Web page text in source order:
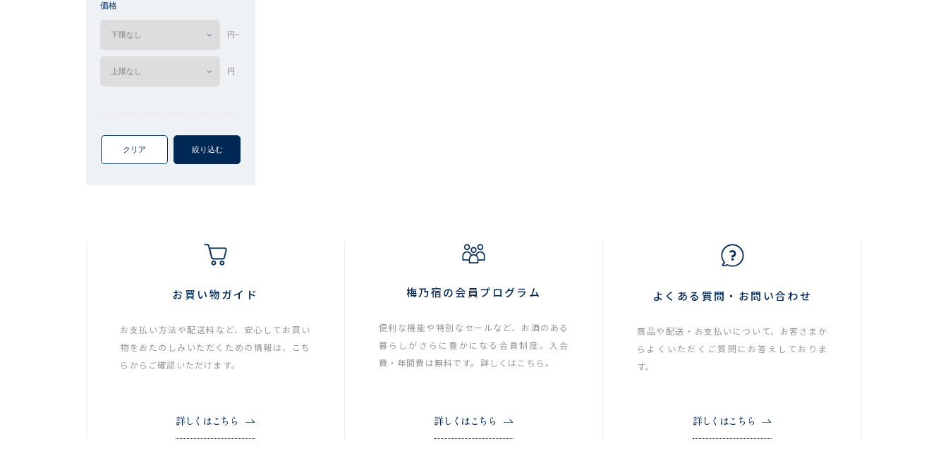
価格
円~
円
クリア 絞り込む
お買い物ガイド
お支払い方法や配送料など、安心してお買い
物をおたのしみいただくための情報は、こち
らからご確認いただけます。
詳しくはこちら
梅乃宿の会員プログラム
便利な機能や特別なセールなど、お酒のある
暮らしがさらに豊かになる会員制度。入会
費・年間費は無料です。詳しくはこちら。
詳しくはこちら
よくある質問・お問い合わせ
商品や配送・お支払いについて、お客さまか
らよくいただくご質問にお答えしておりま
す。
詳しくはこちら